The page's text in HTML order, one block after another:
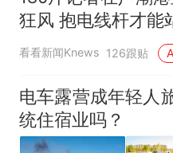
狂风 抱电线杆才能
看看新闻Knews 126跟贴
电车露营成年轻人
统住宿业吗？